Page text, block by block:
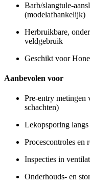
Barb/slangtule-
(modelafhankelijk)
Herbruikbare,
veldgebruik
Geschikt voor
Aanbevolen voor
Pre-entry metingen
schachten)
Lekopsporing
Procescontroles en
Inspecties in
Onderhouds- en